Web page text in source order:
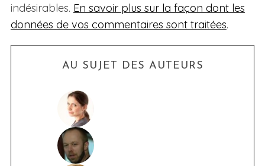
indésirables. En savoir plus sur la façon dont les
données de vos commentaires sont traitées.
AU SUJET DES AUTEURS